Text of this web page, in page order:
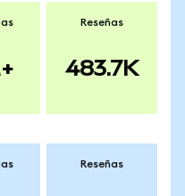
Reseñas
483.7K
Reseñas